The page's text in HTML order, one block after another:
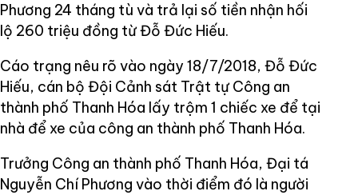
Phương 24 tháng tù và trả lại số tiền nhận hối
lộ 260 triệu đồng từ Đỗ Đức Hiếu.
Cáo trạng nêu rõ vào ngày 18/7/2018, Đỗ Đức
Hiếu, cán bộ Đội Cảnh sát Trật tự Công an
thành phố Thanh Hóa lấy trộm 1 chiếc xe để tại
nhà để xe của công an thành phố Thanh Hóa.
Trưởng Công an thành phố Thanh Hóa, Đại tá
Nguyễn Chí Phương vào thời điểm đó là người